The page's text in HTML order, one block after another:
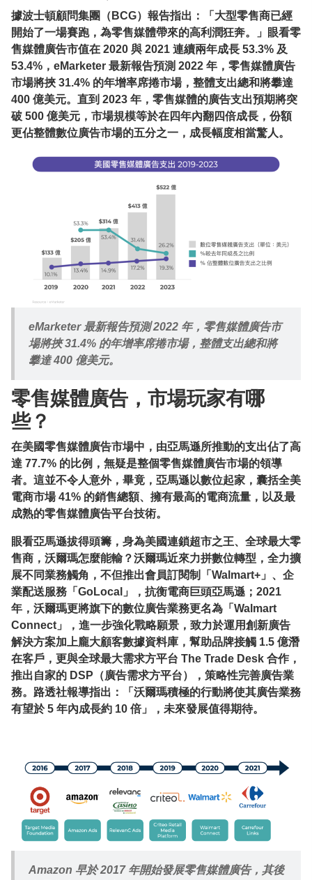
據波士頓顧問集團（BCG）報告指出：「大型零售商已經
開始了一場賽跑，為零售媒體帶來的高利潤狂奔。」眼看零
售媒體廣告市值在 2020 與 2021 連續兩年成長 53.3% 及
53.4%，eMarketer 最新報告預測 2022 年，零售媒體廣告
市場將挾 31.4% 的年增率席捲市場，整體支出總和將攀達
400 億美元。直到 2023 年，零售媒體的廣告支出預期將突
破 500 億美元，市場規模等於在四年內翻四倍成長，份額
更佔整體數位廣告市場的五分之一，成長幅度相當驚人。
eMarketer 最新報告預測 2022 年，零售媒體廣告市
場將挾 31.4% 的年增率席捲市場，整體支出總和將
攀達 400 億美元。
零售媒體廣告，市場玩家有哪
些？
在美國零售媒體廣告市場中，由亞馬遜所推動的支出佔了高
達 77.7% 的比例，無疑是整個零售媒體廣告市場的領導
者。這並不令人意外，畢竟，亞馬遜以數位起家，囊括全美
電商市場 41% 的銷售總額、擁有最高的電商流量，以及最
成熟的零售媒體廣告平台技術。
眼看亞馬遜拔得頭籌，身為美國連鎖超市之王、全球最大零
售商，沃爾瑪怎麼能輸？沃爾瑪近來力拼數位轉型，全力擴
展不同業務觸角，不但推出會員訂閱制「Walmart+」、企
業配送服務「GoLocal」，抗衡電商巨頭亞馬遜；2021
年，沃爾瑪更將旗下的數位廣告業務更名為「Walmart
Connect」，進一步強化戰略願景，致力於運用創新廣告
解決方案加上龐大顧客數據資料庫，幫助品牌接觸 1.5 億潛
在客戶，更與全球最大需求方平台 The Trade Desk 合作，
推出自家的 DSP（廣告需求方平台），策略性完善廣告業
務。路透社報導指出：「沃爾瑪積極的行動將使其廣告業務
有望於 5 年內成長約 10 倍」，未來發展值得期待。
Amazon 早於 2017 年開始發展零售媒體廣告，其後